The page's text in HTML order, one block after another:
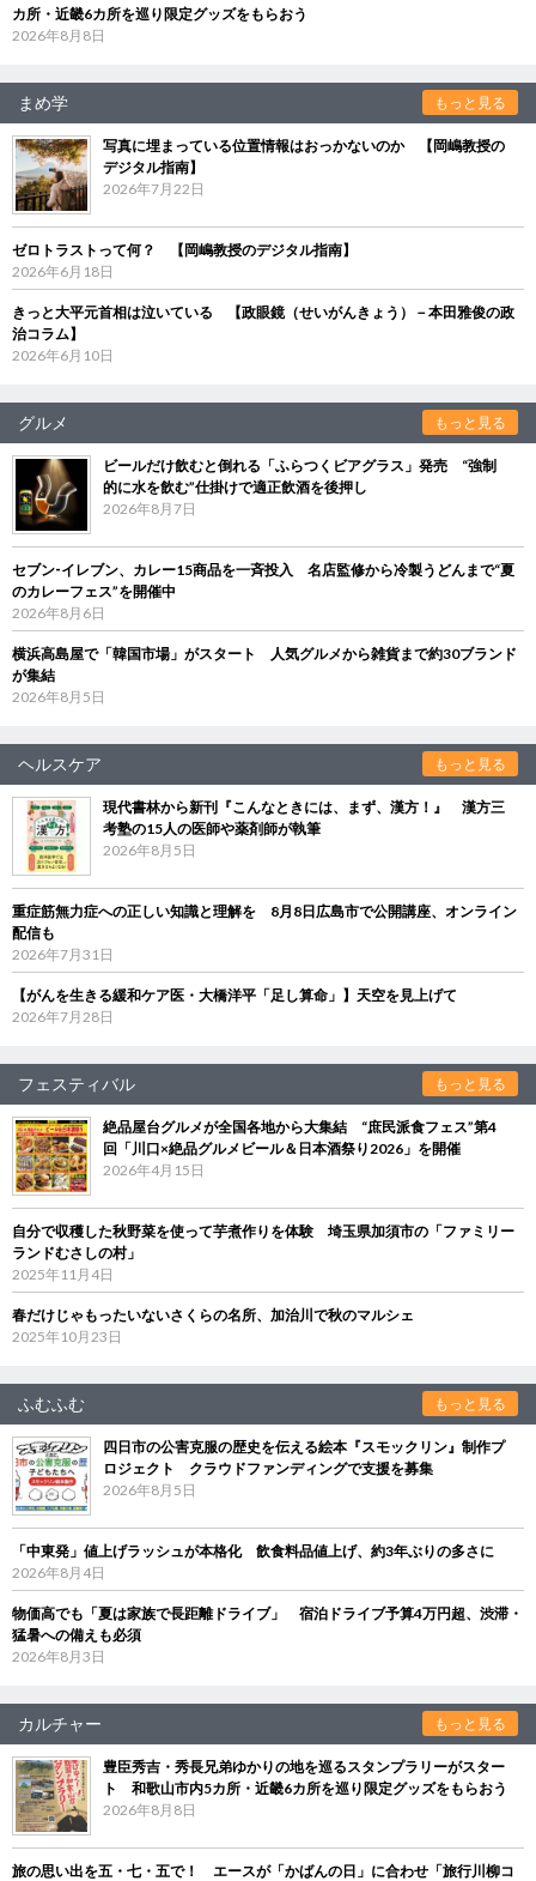
カ所・近畿6カ所を巡り限定グッズをもらおう
2026年8月8日
まめ学 もっと見る
写真に埋まっている位置情報はおっかないのか 【岡嶋教授の
デジタル指南】
2026年7月22日
ゼロトラストって何？ 【岡嶋教授のデジタル指南】
2026年6月18日
きっと大平元首相は泣いている 【政眼鏡（せいがんきょう）－本田雅俊の政
治コラム】
2026年6月10日
グルメ もっと見る
ビールだけ飲むと倒れる「ふらつくビアグラス」発売 “強制
的に水を飲む”仕掛けで適正飲酒を後押し
2026年8月7日
セブン‐イレブン、カレー15商品を一斉投入 名店監修から冷製うどんまで“夏
のカレーフェス”を開催中
2026年8月6日
横浜高島屋で「韓国市場」がスタート 人気グルメから雑貨まで約30ブランド
が集結
2026年8月5日
ヘルスケア もっと見る
現代書林から新刊『こんなときには、まず、漢方！』 漢方三
考塾の15人の医師や薬剤師が執筆
2026年8月5日
重症筋無力症への正しい知識と理解を 8月8日広島市で公開講座、オンライン
配信も
2026年7月31日
【がんを生きる緩和ケア医・大橋洋平「足し算命」】天空を見上げて
2026年7月28日
フェスティバル もっと見る
絶品屋台グルメが全国各地から大集結 “庶民派食フェス”第4
回「川口×絶品グルメビール＆日本酒祭り2026」を開催
2026年4月15日
自分で収穫した秋野菜を使って芋煮作りを体験 埼玉県加須市の「ファミリー
ランドむさしの村」
2025年11月4日
春だけじゃもったいないさくらの名所、加治川で秋のマルシェ
2025年10月23日
ふむふむ もっと見る
四日市の公害克服の歴史を伝える絵本『スモックリン』制作プ
ロジェクト クラウドファンディングで支援を募集
2026年8月5日
「中東発」値上げラッシュが本格化 飲食料品値上げ、約3年ぶりの多さに
2026年8月4日
物価高でも「夏は家族で長距離ドライブ」 宿泊ドライブ予算4万円超、渋滞・
猛暑への備えも必須
2026年8月3日
カルチャー もっと見る
豊臣秀吉・秀長兄弟ゆかりの地を巡るスタンプラリーがスター
ト 和歌山市内5カ所・近畿6カ所を巡り限定グッズをもらおう
2026年8月8日
旅の思い出を五・七・五で！ エースが「かばんの日」に合わせ「旅行川柳コ